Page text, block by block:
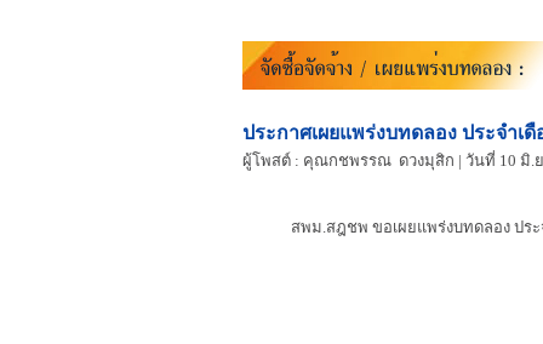
ประกาศเผยแพร่งบทดลอง ประจำเ
ผู้โพสต์ : คุณกชพรรณ ดวงมุสิก | วันที่ 10 มิ.ย.
สพม.สฎชพ ขอเผยแพร่งบทดลอง ปร